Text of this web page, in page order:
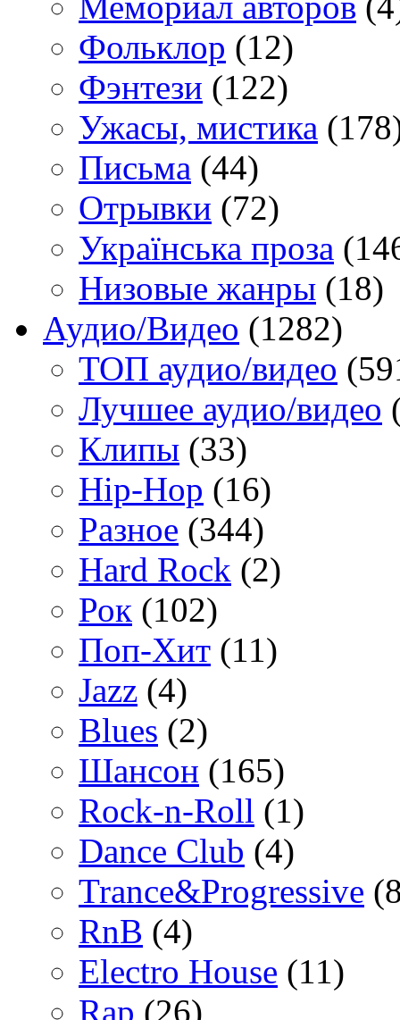
Фольклор (12)
Фэнтези (122)
Ужасы, мистика
Письма (44)
Отрывки (72)
Українська проза
Низовые жанры (18)
Аудио/Видео (1282)
TOП аудио/видео
Лучшее аудио/видео
Клипы (33)
Hip-Hop (16)
Разное (344)
Hard Rock (2)
Рок (102)
Поп-Хит (11)
Jazz (4)
Blues (2)
Шансон (165)
Rock-n-Roll (1)
Dance Club (4)
Trance&Progressive
RnB (4)
Electro House (11)
Rap (26)